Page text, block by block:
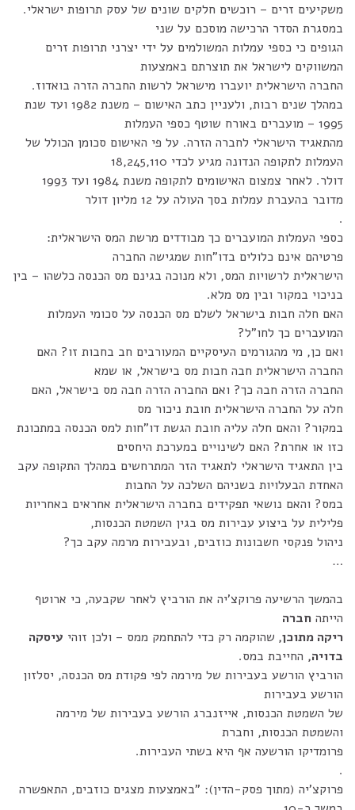
משקיעים זרים – רוכשים חלקים שונים של עסק תרופות ישראלי.
במסגרת הסדר הרכישה מוסכם על שני
הגופים כי כספי עמלות המשולמים על ידי יצרני תרופות זרים
המשווקים לישראל את תוצרתם באמצעות
החברה הישראלית יועברו מישראל לרשות החברה הזרה בואדוז.
במהלך שנים רבות, ולעניין כתב האישום – משנת 1982 ועד שנת
1995 – מועברים באורח שוטף כספי העמלות
מהתאגיד הישראלי לחברה הזרה. על פי האישום סכומן הכולל של
העמלות לתקופה הנדונה מגיע לכדי 18,245,110
דולר. לאחר צמצום האישומים לתקופה משנת 1984 ועד 1993
מדובר בהעברת עמלות בסך העולה על 12 מליון דולר
.
כספי העמלות המועברים כך מבודדים מרשת המס הישראלית:
פרטיהם אינם כלולים בדו"חות שמגישה החברה
הישראלית לרשויות המס, ולא מנוכה בגינם מס הכנסה כלשהו – בין
בניכוי במקור ובין מס מלא.
האם חלה חבות בישראל לשלם מס הכנסה על סכומי העמלות
המועברים כך לחו"ל?
ואם כן, מי מהגורמים העיסקיים המעורבים חב בחבות זו? האם
החברה הישראלית חבה חבות מס בישראל, או שמא
החברה הזרה חבה כך? ואם החברה הזרה חבה מס בישראל, האם
חלה על החברה הישראלית חובת ניכור מס
במקור? והאם חלה עליה חובת הגשת דו"חות למס הכנסה במתכונת
כזו או אחרת? האם לשינויים במערכת היחסים
בין התאגיד הישראלי לתאגיד הזר המתרחשים במהלך התקופה עקב
האחדת הבעלויות בשניהם השלכה על החבות
במס? והאם נושאי תפקידים בחברה הישראלית אחראים באחריות
פלילית על ביצוע עבירות מס בגין השמטת הכנסות,
ניהול פנקסי חשבונות כוזבים, ובעבירות מרמה עקב כך?
…
בהמשך הרשיעה פרוקצ'יה את הורביץ לאחר שקבעה, כי ארוטף
הייתה חברה
ריקה מתוכן, שהוקמה רק כדי להתחמק ממס – ולכן זוהי עיסקה
בדויה, החייבת במס.
הורביץ הורשע בעבירות של מירמה לפי פקודת מס הכנסה, יסלזון
הורשע בעבירות
של השמטת הכנסות, אייזנברג הורשע בעבירות של מירמה
והשמטת הכנסות, וחברת
פרומדיקו הורשעה אף היא בשתי העבירות.
.
פרוקצ'יה (מתוך פסק-הדין): "באמצעות מצגים כוזבים, התאפשרה